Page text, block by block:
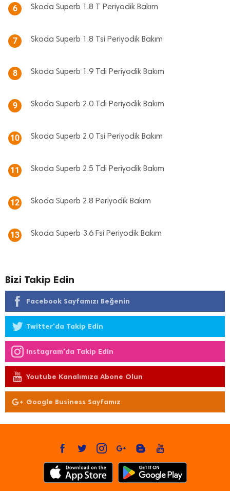
6 Skoda Superb 1.8 T Periyodik Bakım
7 Skoda Superb 1.8 Tsi Periyodik Bakım
8 Skoda Superb 1.9 Tdi Periyodik Bakım
9 Skoda Superb 2.0 Tdi Periyodik Bakım
10 Skoda Superb 2.0 Tsi Periyodik Bakım
11 Skoda Superb 2.5 Tdi Periyodik Bakım
12 Skoda Superb 2.8 Periyodik Bakım
13 Skoda Superb 3.6 Fsi Periyodik Bakım
Bizi Takip Edin
Facebook Sayfamızı Beğenin
Twitter'da Takip Edin
Instagram'da Takip Edin
Youtube Kanalımıza Abone Olun
Google Business Sayfamız